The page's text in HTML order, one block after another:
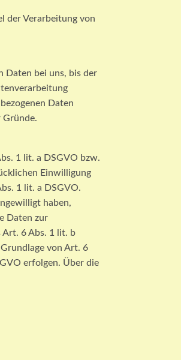
der Verarbeitung von
Daten bei uns, bis der
Daten
Gründe.
1 lit. a DSGVO bzw.
Einwilligung
1 lit. a DSGVO.
haben,
Daten zur
6 Abs. 1 lit. b
von Art. 6
erfolgen. Über die